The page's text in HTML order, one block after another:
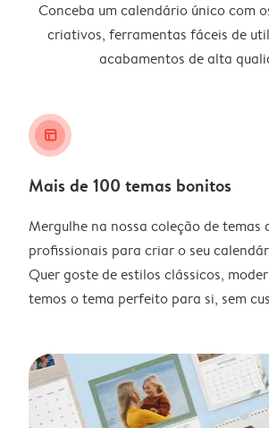
Conceba um calendário único com
criativos, ferramentas fáceis de
acabamentos de alta
layout_alt
Mais de 100 temas bonitos
Mergulhe na nossa coleção de temas
profissionais para criar o seu
Quer goste de estilos clássicos,
temos o tema perfeito para si, sem